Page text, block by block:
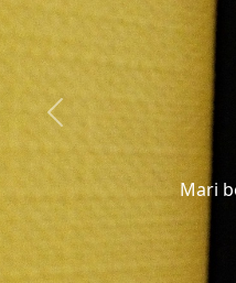
Previous